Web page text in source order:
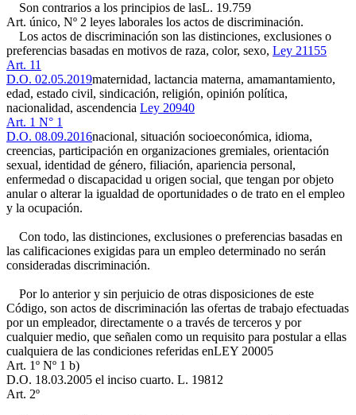
Son contrarios a los principios de lasL. 19.759
Art. único, Nº 2 leyes laborales los actos de discriminación.
Los actos de discriminación son las distinciones, exclusiones o
preferencias basadas en motivos de raza, color, sexo, Ley 21155
Art. 11
D.O. 02.05.2019maternidad, lactancia materna, amamantamiento,
edad, estado civil, sindicación, religión, opinión política,
nacionalidad, ascendencia Ley 20940
Art. 1 N° 1
D.O. 08.09.2016nacional, situación socioeconómica, idioma,
creencias, participación en organizaciones gremiales, orientación
sexual, identidad de género, filiación, apariencia personal,
enfermedad o discapacidad u origen social, que tengan por objeto
anular o alterar la igualdad de oportunidades o de trato en el empleo
y la ocupación.
Con todo, las distinciones, exclusiones o preferencias basadas en
las calificaciones exigidas para un empleo determinado no serán
consideradas discriminación.
Por lo anterior y sin perjuicio de otras disposiciones de este
Código, son actos de discriminación las ofertas de trabajo efectuadas
por un empleador, directamente o a través de terceros y por
cualquier medio, que señalen como un requisito para postular a ellas
cualquiera de las condiciones referidas enLEY 20005
Art. 1º Nº 1 b)
D.O. 18.03.2005 el inciso cuarto. L. 19812
Art. 2º